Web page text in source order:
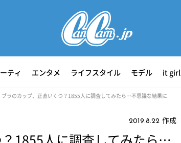
ティ エンタメ ライフスタイル モデル it girl
ブラのカップ、正直いくつ？1855人に調査してみたら…不思議な結果に
2019.8.22 作成